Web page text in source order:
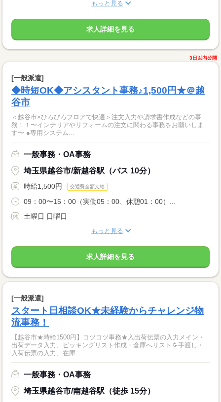
もっと見る
求人詳細を見る
3日以内公開
[一般派遣]
◆時短OK◆アシスタント事務♪1,500円★＠越
谷市
＜越谷市×ひろびろフロアで快適＞注文入力や請求書作成などの事
務！！〜インテリアやリフォームの注文に関わる事務をお願いしま
す〜 ●専用システム...
一般事務・OA事務
埼玉県越谷市/新越谷駅（バス 10分）
時給1,500円 交通費全額支給
09：00〜15：00（実働05：00、休憩01：00）...
土曜日 日曜日
もっと見る
求人詳細を見る
[一般派遣]
スタート日相談OK★未経験からチャレンジ物
流事務！
【越谷市★時給1500円】コツコツ事務★入出荷伝票の入力メイン・
出荷データ入力、ピッキングリスト作成・倉庫へリストを手渡し・
入荷伝票の入力、在庫...
一般事務・OA事務
埼玉県越谷市/南越谷駅（徒歩 15分）